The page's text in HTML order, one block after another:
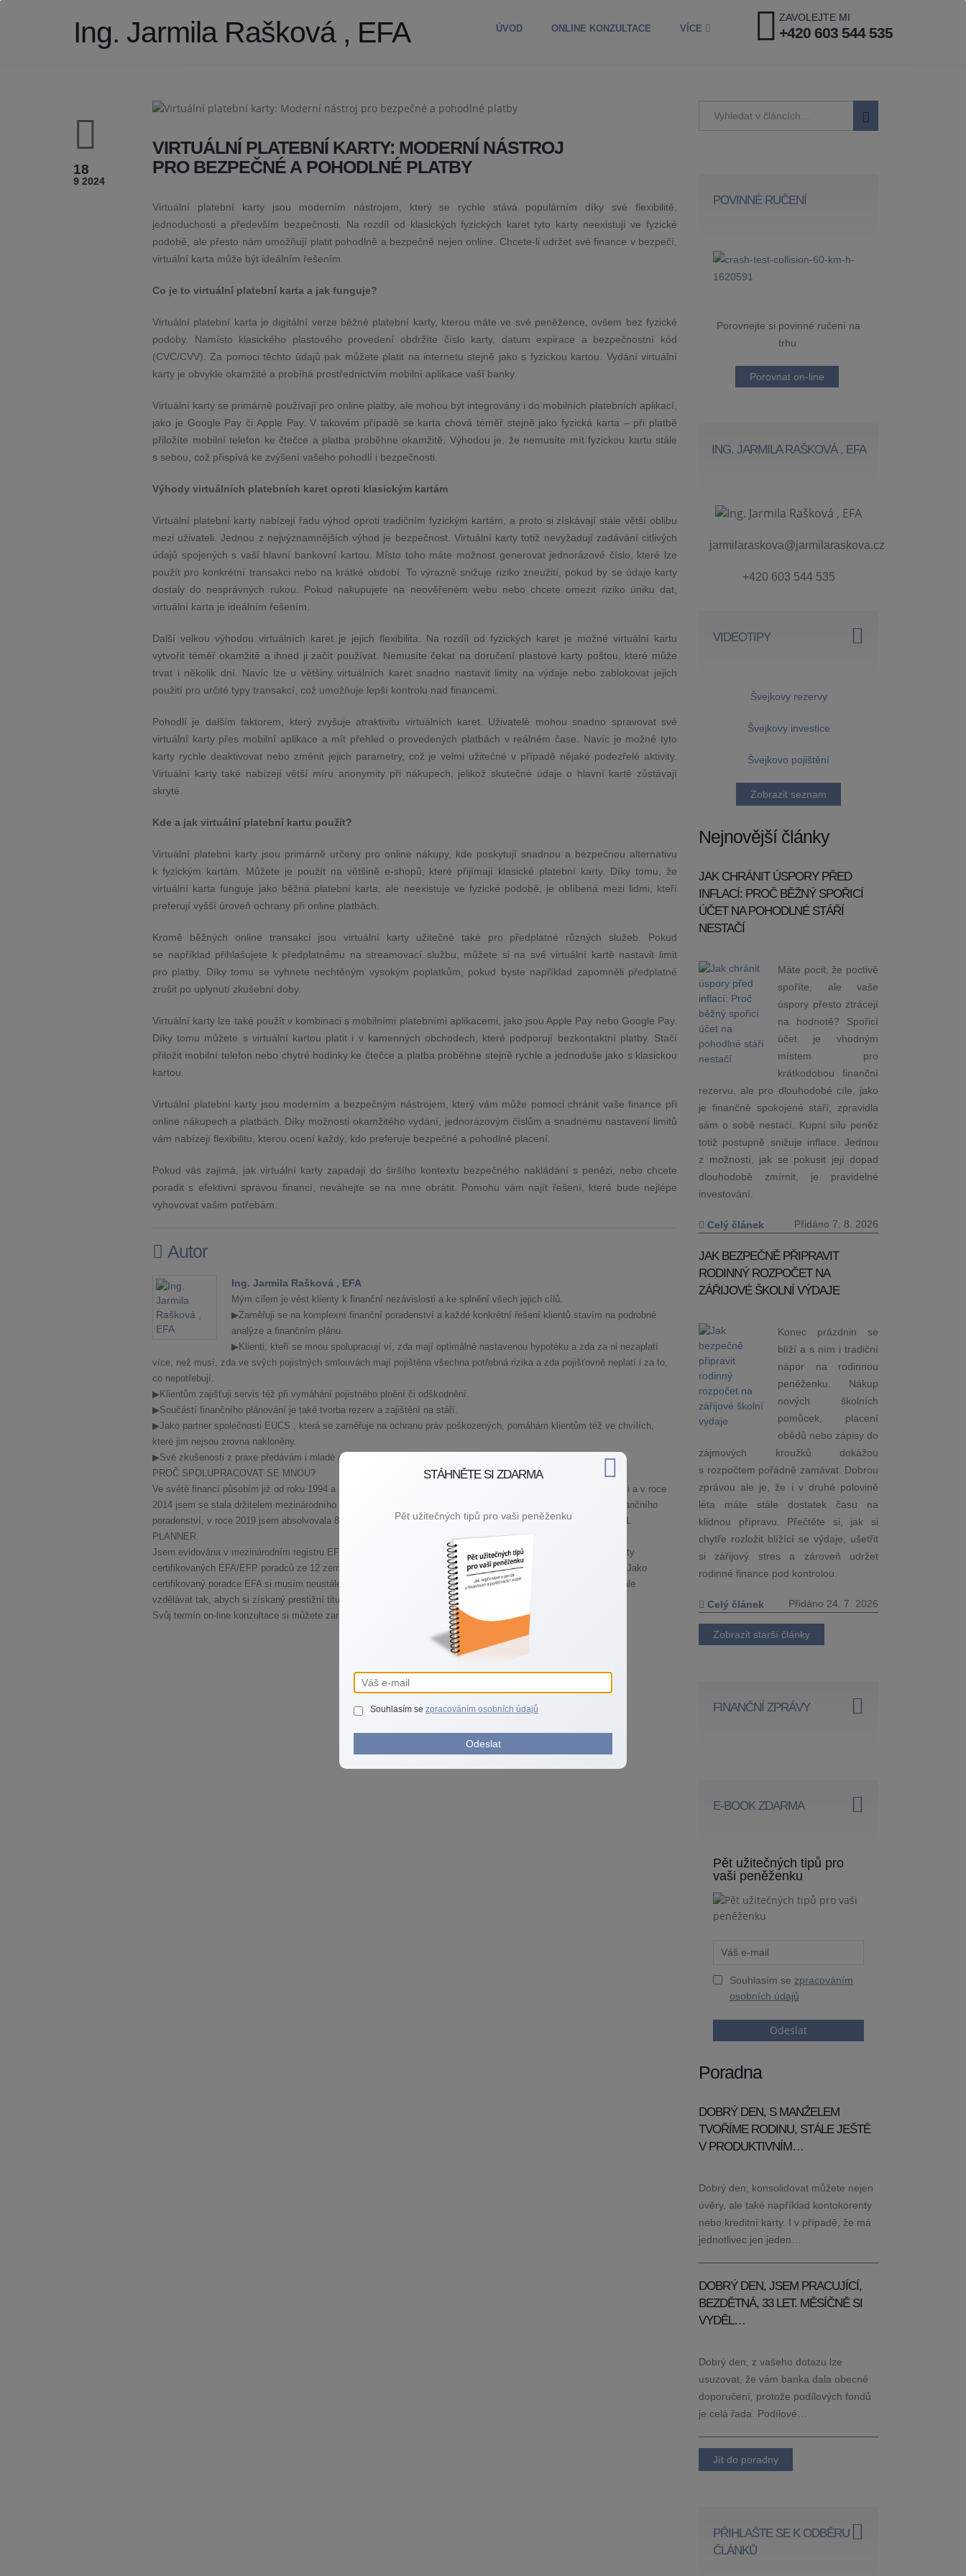
Ing. Jarmila Rašková , EFA ZAVOLEJTE MI
+420 603 544 535
ÚVOD ONLINE KONZULTACE VÍCE
18
9 2024
VIRTUÁLNÍ PLATEBNÍ KARTY: MODERNÍ NÁSTROJ
PRO BEZPEČNÉ A POHODLNÉ PLATBY
Virtuální platební karty jsou moderním nástrojem, který se rychle stává populárním díky své flexibilitě,
jednoduchosti a především bezpečnosti. Na rozdíl od klasických fyzických karet tyto karty neexistují ve fyzické
podobě, ale přesto nám umožňují platit pohodlně a bezpečně nejen online. Chcete-li udržet své finance v bezpečí,
virtuální karta může být ideálním řešením.
Co je to virtuální platební karta a jak funguje?
Virtuální platební karta je digitální verze běžné platební karty, kterou máte ve své peněžence, ovšem bez fyzické
podoby. Namísto klasického plastového provedení obdržíte číslo karty, datum expirace a bezpečnostní kód
(CVC/CVV). Za pomoci těchto údajů pak můžete platit na internetu stejně jako s fyzickou kartou. Vydání virtuální
karty je obvykle okamžité a probíhá prostřednictvím mobilní aplikace vaší banky.
Virtuální karty se primárně používají pro online platby, ale mohou být integrovány i do mobilních platebních aplikací,
jako je Google Pay či Apple Pay. V takovém případě se karta chová téměř stejně jako fyzická karta – při platbě
přiložíte mobilní telefon ke čtečce a platba proběhne okamžitě. Výhodou je, že nemusíte mít fyzickou kartu stále
s sebou, což přispívá ke zvýšení vašeho pohodlí i bezpečnosti.
Výhody virtuálních platebních karet oproti klasickým kartám
Virtuální platební karty nabízejí řadu výhod oproti tradičním fyzickým kartám, a proto si získávají stále větší oblibu
mezi uživateli. Jednou z nejvýznamnějších výhod je bezpečnost. Virtuální karty totiž nevyžadují zadávání citlivých
údajů spojených s vaší hlavní bankovní kartou. Místo toho máte možnost generovat jednorázové číslo, které lze
použít pro konkrétní transakci nebo na krátké období. To výrazně snižuje riziko zneužití, pokud by se údaje karty
dostaly do nesprávných rukou. Pokud nakupujete na neověřeném webu nebo chcete omezit riziko úniku dat,
virtuální karta je ideálním řešením.
Další velkou výhodou virtuálních karet je jejich flexibilita. Na rozdíl od fyzických karet je možné virtuální kartu
vytvořit téměř okamžitě a ihned ji začít používat. Nemusíte čekat na doručení plastové karty poštou, které může
trvat i několik dní. Navíc lze u většiny virtuálních karet snadno nastavit limity na výdaje nebo zablokovat jejich
použití pro určité typy transakcí, což umožňuje lepší kontrolu nad financemi.
Pohodlí je dalším faktorem, který zvyšuje atraktivitu virtuálních karet. Uživatelé mohou snadno spravovat své
virtuální karty přes mobilní aplikace a mít přehled o provedených platbách v reálném čase. Navíc je možné tyto
karty rychle deaktivovat nebo změnit jejich parametry, což je velmi užitečné v případě nějaké podezřelé aktivity.
Virtuální karty také nabízejí větší míru anonymity při nákupech, jelikož skutečné údaje o hlavní kartě zůstávají
skryté.
Kde a jak virtuální platební kartu použít?
Virtuální platební karty jsou primárně určeny pro online nákupy, kde poskytují snadnou a bezpečnou alternativu
k fyzickým kartám. Můžete je použít na většině e-shopů, které přijímají klasické platební karty. Díky tomu, že
virtuální karta funguje jako běžná platební karta, ale neexistuje ve fyzické podobě, je oblíbená mezi lidmi, kteří
preferují vyšší úroveň ochrany při online platbách.
Kromě běžných online transakcí jsou virtuální karty užitečné také pro předplatné různých služeb. Pokud
se například přihlašujete k předplatnému na streamovací službu, můžete si na své virtuální kartě nastavit limit
pro platby. Díky tomu se vyhnete nechtěným vysokým poplatkům, pokud byste například zapomněli předplatné
zrušit po uplynutí zkušební doby.
Virtuální karty lze také použít v kombinaci s mobilními platebními aplikacemi, jako jsou Apple Pay nebo Google Pay.
Díky tomu můžete s virtuální kartou platit i v kamenných obchodech, které podporují bezkontaktní platby. Stačí
přiložit mobilní telefon nebo chytré hodinky ke čtečce a platba proběhne stejně rychle a jednoduše jako s klasickou
kartou.
Virtuální platební karty jsou moderním a bezpečným nástrojem, který vám může pomoci chránit vaše finance při
online nákupech a platbách. Díky možnosti okamžitého vydání, jednorázovým číslům a snadnému nastavení limitů
vám nabízejí flexibilitu, kterou ocení každý, kdo preferuje bezpečné a pohodlné placení.
Pokud vás zajímá, jak virtuální karty zapadají do širšího kontextu bezpečného nakládání s penězi, nebo chcete
poradit s efektivní správou financí, neváhejte se na mne obrátit. Pomohu vám najít řešení, které bude nejlépe
vyhovovat vašim potřebám.
Autor
Ing. Jarmila Rašková , EFA
Mým cílem je vést klienty k finanční nezávislosti a ke splnění všech jejich cílů.
▶Zaměřuji se na komplexní finanční poradenství a každé konkrétní řešení klientů stavím na podrobné
analýze a finančním plánu.
▶Klienti, kteří se mnou spolupracují ví, zda mají optimálně nastavenou hypotéku a zda za ni nezaplatí
více, než musí, zda ve svých pojistných smlouvách mají pojištěna všechna potřebná rizika a zda pojišťovně neplatí i za to,
co nepotřebují.
▶Klientům zajišťuji servis též při vymáhání pojistného plnění či odškodnění.
▶Součástí finančního plánování je také tvorba rezerv a zajištění na stáří.
▶Jako partner společnosti EUCS , která se zaměřuje na ochranu práv poškozených, pomáhám klientům též ve chvílích,
které jim nejsou zrovna nakloněny.
▶Své zkušenosti z praxe předávám i mladé generaci jako lektor ekonomické a finanční gramotnosti.
PROČ SPOLUPRACOVAT SE MNOU?
Ve světě financí působím již od roku 1994 a má práce mě stále baví a dává mi smysl. Vystudovala jsem ekonomii a v roce
2014 jsem se stala držitelem mezinárodního certifikátu EFA – EUROPEAN FINANCIAL ADVISOR – pro oblast finančního
poradenství, v roce 2019 jsem absolvovala 8 měsíční přípravný kurz na certifikaci EFP – EUROPEAN FINANCIAL
PLANNER.
Jsem evidována v mezinárodním registru EFPA Europe (efpa-eu.org) a tímto jsem se stala členem 10.000 komunity
certifikovaných EFA/EFP poradců ze 12 zemí EU, pro které je klient a poctivé řemeslo poradce na prvním místě. Jako
certifikovaný poradce EFA si musím neustále udržovat vysoký standard poradenské expertízy a musím se neustále
vzdělávat tak, abych si získaný prestižní titul i nadále udržela. To Vám dává jistotu, že jste v dobrých rukách!
Svůj termín on-line konzultace si můžete zarezervovat zde: https://jarmilaraskova.cz/konzultace
POVINNÉ RUČENÍ
Porovnejte si povinné ručení na
trhu.
Porovnat on-line
ING. JARMILA RAŠKOVÁ , EFA
jarmilaraskova@jarmilaraskova.cz
+420 603 544 535
VIDEOTIPY
Švejkovy rezervy
Švejkovy investice
Švejkovo pojištění
Zobrazit seznam
Nejnovější články
JAK CHRÁNIT ÚSPORY PŘED
INFLACÍ: PROČ BĚŽNÝ SPOŘICÍ
ÚČET NA POHODLNÉ STÁŘÍ
NESTAČÍ
Máte pocit, že poctivě
spoříte, ale vaše
úspory přesto ztrácejí
na hodnotě? Spořicí
účet je vhodným
místem pro
krátkodobou finanční
rezervu, ale pro dlouhodobé cíle, jako
je finančně spokojené stáří, zpravidla
sám o sobě nestačí. Kupní sílu peněz
totiž postupně snižuje inflace. Jednou
z možností, jak se pokusit její dopad
dlouhodobě zmírnit, je pravidelné
investování.
Celý článek Přidáno 7. 8. 2026
JAK BEZPEČNĚ PŘIPRAVIT
RODINNÝ ROZPOČET NA
ZÁŘIJOVÉ ŠKOLNÍ VÝDAJE
Konec prázdnin se
blíží a s ním i tradiční
nápor na rodinnou
peněženku. Nákup
nových školních
pomůcek, placení
obědů nebo zápisy do
zájmových kroužků dokážou
s rozpočtem pořádně zamávat. Dobrou
zprávou ale je, že i v druhé polovině
léta máte stále dostatek času na
klidnou přípravu. Přečtěte si, jak si
chytře rozložit blížící se výdaje, ušetřit
si zářijový stres a zároveň udržet
rodinné finance pod kontrolou.
Celý článek Přidáno 24. 7. 2026
Zobrazit starší články
FINANČNÍ ZPRÁVY
E-BOOK ZDARMA
Pět užitečných tipů pro
vaši peněženku
Souhlasím se zpracováním
osobních údajů
Odeslat
Poradna
DOBRÝ DEN, S MANŽELEM
TVOŘÍME RODINU, STÁLE JEŠTĚ
V PRODUKTIVNÍM…
Dobrý den, konsolidovat můžete nejen
úvěry, ale také například kontokorenty
nebo kreditní karty. I v případě, že má
jednotlivec jen jeden…
DOBRÝ DEN, JSEM PRACUJÍCÍ,
BEZDĚTNÁ, 33 LET. MĚSÍČNĚ SI
VYDĚL…
Dobrý den, z vašeho dotazu lze
usuzovat, že vám banka dala obecné
doporučení, protože podílových fondů
je celá řada. Podílové…
Jít do poradny
PŘIHLAŠTE SE K ODBĚRU
ČLÁNKŮ
STÁHNĚTE SI ZDARMA
Pět užitečných tipů pro vaši peněženku
Souhlasím se zpracováním osobních údajů
Odeslat